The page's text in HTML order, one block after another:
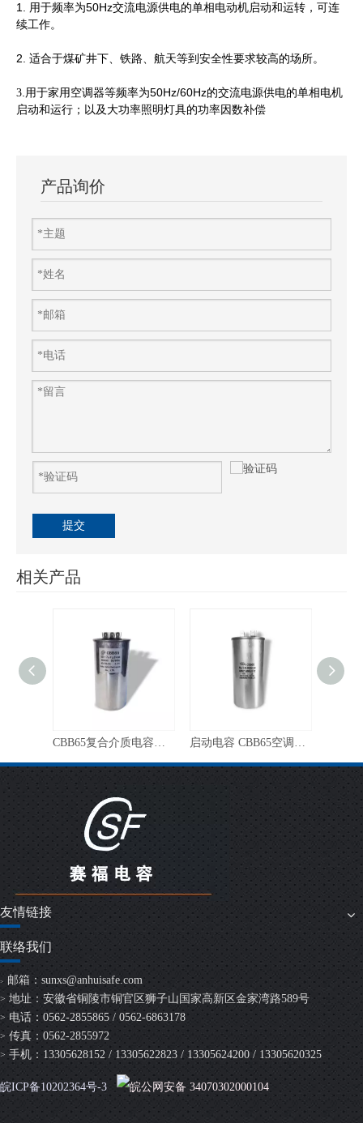
1. 用于频率为50Hz交流电源供电的单相电动机启动和运转，可连
续工作。
2. 适合于煤矿井下、铁路、航天等到安全性要求较高的场所。
3 .用于家用空调器等频率为50Hz/60Hz的交流电源供电的单相电机
启动和运行；以及大功率照明灯具的功率因数补偿
产品询价
提交
相关产品
CBB65复合介质电容器 50+7uF 2x3x4 启动电容 CBB65空调电容器450VAC80UF
友情链接
联络我们
> 邮箱： sunxs@anhuisafe.com
> 地址：安徽省铜陵市铜官区狮子山国家高新区金家湾路589号
> 电话：0562-2855865 / 0562-6863178
> 传真：0562-2855972
> 手机：13305628152 / 13305622823 / 13305624200 / 13305620325
皖ICP备10202364号-3 皖公网安备 34070302000104